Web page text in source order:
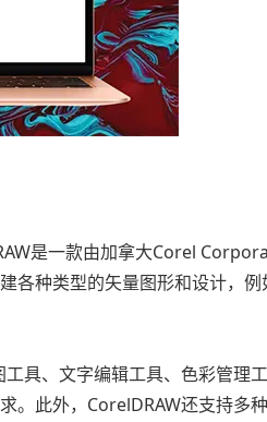
是一款由加拿大Corel
种类型的矢量图形和设计，例
具、文字编辑工具、色彩管理
此外，CorelDRAW还支持多种